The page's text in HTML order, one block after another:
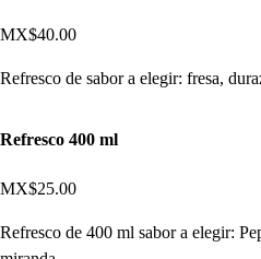
MX$40.00
Refresco de sabor a elegir: fresa,
Refresco 400 ml
MX$25.00
Refresco de 400 ml sabor a elegir: